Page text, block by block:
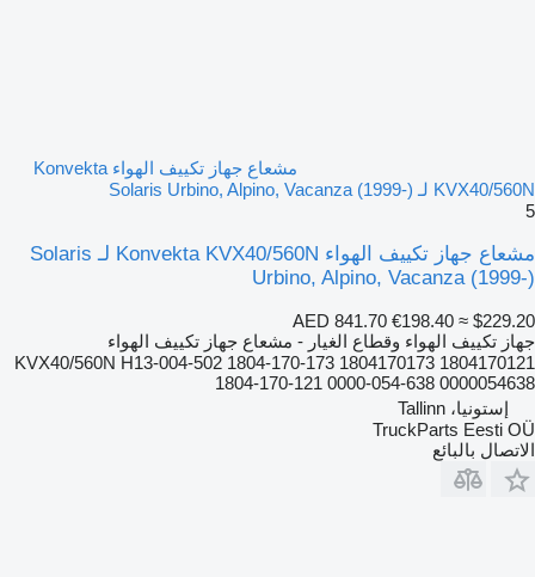
مشعاع جهاز تكييف الهواء Konvekta
KVX40/560N لـ Solaris Urbino, Alpino, Vacanza (1999-)
5
مشعاع جهاز تكييف الهواء Konvekta KVX40/560N لـ Solaris
Urbino, Alpino, Vacanza (1999-)
AED 841.70 €198.40 ≈ $229.20
جهاز تكييف الهواء وقطاع الغيار - مشعاع جهاز تكييف الهواء
KVX40/560N H13-004-502 1804-170-173 1804170173 1804170121
1804-170-121 0000-054-638 0000054638
إستونيا، Tallinn
TruckParts Eesti OÜ
الاتصال بالبائع